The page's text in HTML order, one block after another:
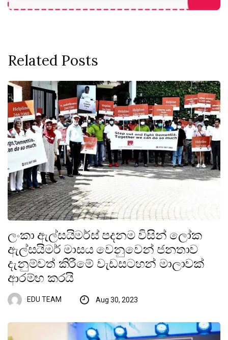
Related Posts
ලංකා ඇල්සයිමර්ස් පදනම විසින් ලෝක
ඇල්සයිමර් මාසය වෙනුවෙන් ජනතාව
දැනුම්වත් කිරීමේ වැඩසටහන් මාලාවක්
ආරම්භ කරයි
EDU TEAM Aug 30, 2023